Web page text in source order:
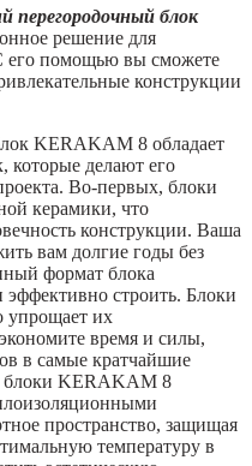
перегородочный блок
решение для
его помощью вы сможете
конструкции
KERAKAM 8 обладает
которые делают его
Во-первых, блоки
керамики, что
конструкции. Ваша
вам долгие годы без
формат блока
строить. Блоки
упрощает их
время и силы,
в самые кратчайшие
блоки KERAKAM 8
пространство, защищая
температуру в